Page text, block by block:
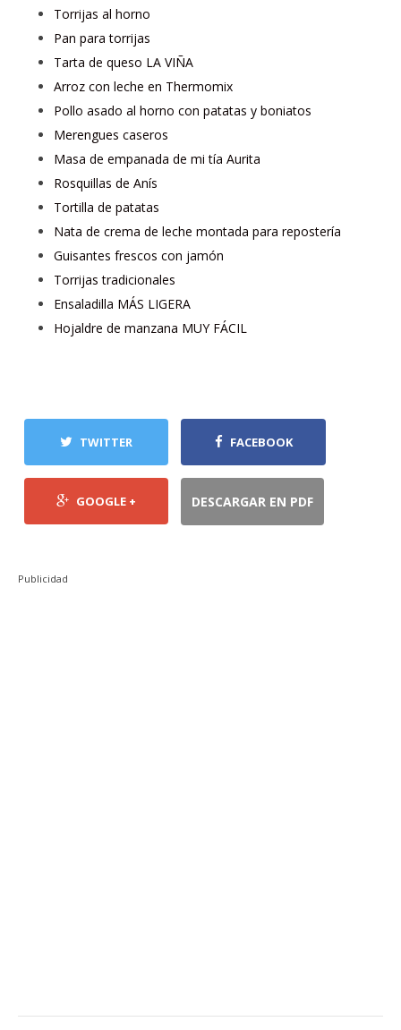
Torrijas al horno
Pan para torrijas
Tarta de queso LA VIÑA
Arroz con leche en Thermomix
Pollo asado al horno con patatas y boniatos
Merengues caseros
Masa de empanada de mi tía Aurita
Rosquillas de Anís
Tortilla de patatas
Nata de crema de leche montada para repostería
Guisantes frescos con jamón
Torrijas tradicionales
Ensaladilla MÁS LIGERA
Hojaldre de manzana MUY FÁCIL
TWITTER FACEBOOK
GOOGLE + DESCARGAR EN PDF
Publicidad